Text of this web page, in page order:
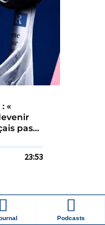
Podcasts